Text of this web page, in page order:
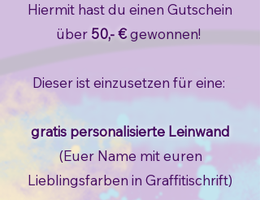
Hiermit hast du einen Gutschein
über 50,- €gewonnen!
Dieser ist einzusetzen für eine:
gratis personalisierte Leinwand
(Euer Name mit euren
Lieblingsfarben in Graffitischrift)